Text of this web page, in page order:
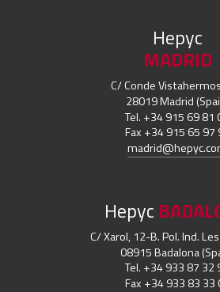
Hepyc
MADRID
C/ Conde
28019 Madrid
Tel. +34 915 69 81
Fax +34 915 65 97
Hepyc
C/ Xarol, 12-B. Pol. Ind.
08915 Badalona
Tel. +34 933 87 32
Fax +34 933 83 33